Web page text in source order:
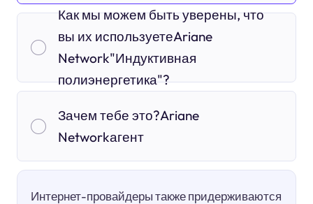
Как мы можем быть уверены, что
вы их используетеAriane
Network"Индуктивная
полиэнергетика"?
Зачем тебе это?Ariane
Networkагент
Интернет-провайдеры также придерживаются